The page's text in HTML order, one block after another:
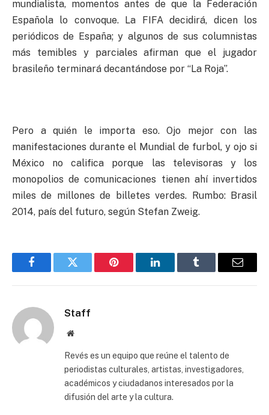
mundialista, momentos antes de que la Federación
Española lo convoque. La FIFA decidirá, dicen los
periódicos de España; y algunos de sus columnistas
más temibles y parciales afirman que el jugador
brasileño terminará decantándose por “La Roja”.
Pero a quién le importa eso. Ojo mejor con las
manifestaciones durante el Mundial de furbol, y ojo si
México no califica porque las televisoras y los
monopolios de comunicaciones tienen ahí invertidos
miles de millones de billetes verdes. Rumbo: Brasil
2014, país del futuro, según Stefan Zweig.
FacebookTwitter Pinterest LinkedInTumblr Email
Staff
Website
Revés es un equipo que reúne el talento de
periodistas culturales, artistas, investigadores,
académicos y ciudadanos interesados por la
difusión del arte y la cultura.